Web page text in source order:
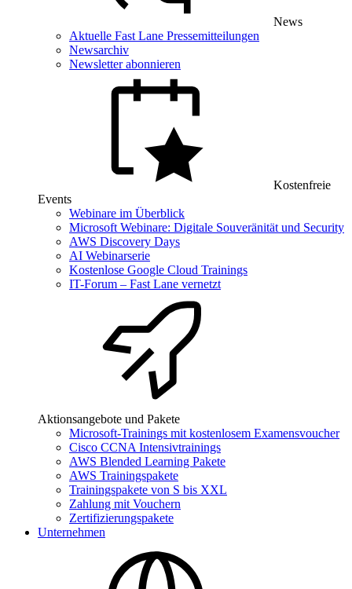
News
Aktuelle Fast Lane Pressemitteilungen
Newsarchiv
Newsletter abonnieren
Kostenfreie
Events
Webinare im Überblick
Microsoft Webinare: Digitale Souveränität und Security
AWS Discovery Days
AI Webinarserie
Kostenlose Google Cloud Trainings
IT-Forum – Fast Lane vernetzt
Aktionsangebote und Pakete
Microsoft-Trainings mit kostenlosem Examensvoucher
Cisco CCNA Intensivtrainings
AWS Blended Learning Pakete
AWS Trainingspakete
Trainingspakete von S bis XXL
Zahlung mit Vouchern
Zertifizierungspakete
Unternehmen